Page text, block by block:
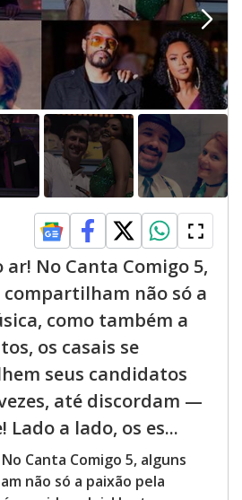
No Canta Comigo 5,
não só a
como também a
os casais se
seus candidatos
até discordam —
a lado, os es...
Canta Comigo 5, alguns
não só a paixão pela